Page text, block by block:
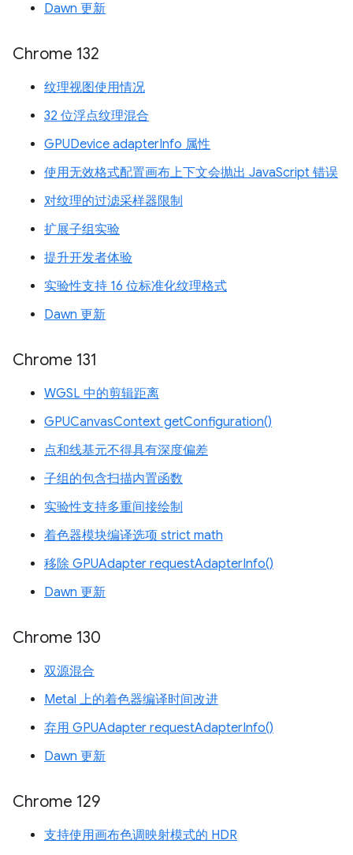
Dawn 更新
Chrome 132
纹理视图使用情况
32 位浮点纹理混合
GPUDevice adapterInfo 属性
使用无效格式配置画布上下文会抛出 JavaScript 错误
对纹理的过滤采样器限制
扩展子组实验
提升开发者体验
实验性支持 16 位标准化纹理格式
Dawn 更新
Chrome 131
WGSL 中的剪辑距离
GPUCanvasContext getConfiguration()
点和线基元不得具有深度偏差
子组的包含扫描内置函数
实验性支持多重间接绘制
着色器模块编译选项 strict math
移除 GPUAdapter requestAdapterInfo()
Dawn 更新
Chrome 130
双源混合
Metal 上的着色器编译时间改进
弃用 GPUAdapter requestAdapterInfo()
Dawn 更新
Chrome 129
支持使用画布色调映射模式的 HDR